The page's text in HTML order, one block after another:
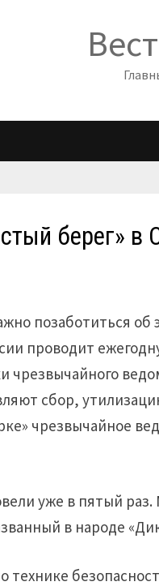
берег» в
позаботиться
проводит
чрезвычайного
сбор,
чрезвычайное
уже в пятый
в народе
технике